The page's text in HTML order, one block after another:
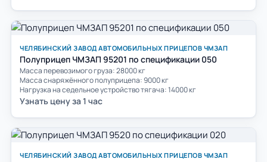
ЧЕЛЯБИНСКИЙ ЗАВОД АВТОМОБИЛЬНЫХ ПРИЦЕПОВ ЧМЗАП
Полуприцеп ЧМЗАП 95201 по спецификации 050
Масса перевозимого груза: 28000 кг
Масса снаряжённого полуприцепа: 9000 кг
Нагрузка на седельное устройство тягача: 14000 кг
Узнать цену за 1 час
ЧЕЛЯБИНСКИЙ ЗАВОД АВТОМОБИЛЬНЫХ ПРИЦЕПОВ ЧМЗАП